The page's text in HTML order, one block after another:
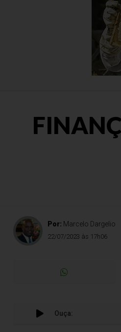
Por: Marcelo Dargelio
22/07/2023 às 17h06
Ouça: